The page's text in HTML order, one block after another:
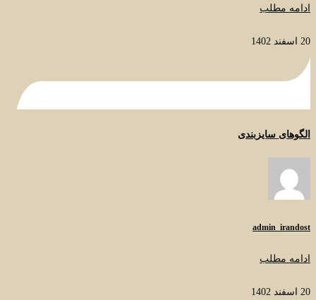
ادامه مطلب
20 اسفند 1402
الگوهای سایزبندی
admin_irandost
ادامه مطلب
20 اسفند 1402